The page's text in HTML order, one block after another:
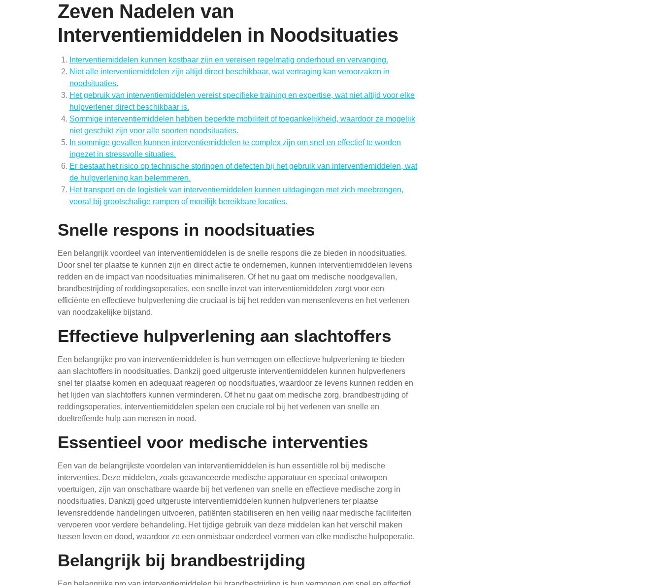
Zeven Nadelen van
Interventiemiddelen in Noodsituaties
Interventiemiddelen kunnen kostbaar zijn en vereisen regelmatig onderhoud en vervanging.
Niet alle interventiemiddelen zijn altijd direct beschikbaar, wat vertraging kan veroorzaken in
noodsituaties.
Het gebruik van interventiemiddelen vereist specifieke training en expertise, wat niet altijd voor elke
hulpverlener direct beschikbaar is.
Sommige interventiemiddelen hebben beperkte mobiliteit of toegankelijkheid, waardoor ze mogelijk
niet geschikt zijn voor alle soorten noodsituaties.
In sommige gevallen kunnen interventiemiddelen te complex zijn om snel en effectief te worden
ingezet in stressvolle situaties.
Er bestaat het risico op technische storingen of defecten bij het gebruik van interventiemiddelen, wat
de hulpverlening kan belemmeren.
Het transport en de logistiek van interventiemiddelen kunnen uitdagingen met zich meebrengen,
vooral bij grootschalige rampen of moeilijk bereikbare locaties.
Snelle respons in noodsituaties
Een belangrijk voordeel van interventiemiddelen is de snelle respons die ze bieden in noodsituaties.
Door snel ter plaatse te kunnen zijn en direct actie te ondernemen, kunnen interventiemiddelen levens
redden en de impact van noodsituaties minimaliseren. Of het nu gaat om medische noodgevallen,
brandbestrijding of reddingsoperaties, een snelle inzet van interventiemiddelen zorgt voor een
efficiënte en effectieve hulpverlening die cruciaal is bij het redden van mensenlevens en het verlenen
van noodzakelijke bijstand.
Effectieve hulpverlening aan slachtoffers
Een belangrijke pro van interventiemiddelen is hun vermogen om effectieve hulpverlening te bieden
aan slachtoffers in noodsituaties. Dankzij goed uitgeruste interventiemiddelen kunnen hulpverleners
snel ter plaatse komen en adequaat reageren op noodsituaties, waardoor ze levens kunnen redden en
het lijden van slachtoffers kunnen verminderen. Of het nu gaat om medische zorg, brandbestrijding of
reddingsoperaties, interventiemiddelen spelen een cruciale rol bij het verlenen van snelle en
doeltreffende hulp aan mensen in nood.
Essentieel voor medische interventies
Een van de belangrijkste voordelen van interventiemiddelen is hun essentiële rol bij medische
interventies. Deze middelen, zoals geavanceerde medische apparatuur en speciaal ontworpen
voertuigen, zijn van onschatbare waarde bij het verlenen van snelle en effectieve medische zorg in
noodsituaties. Dankzij goed uitgeruste interventiemiddelen kunnen hulpverleners ter plaatse
levensreddende handelingen uitvoeren, patiënten stabiliseren en hen veilig naar medische faciliteiten
vervoeren voor verdere behandeling. Het tijdige gebruik van deze middelen kan het verschil maken
tussen leven en dood, waardoor ze een onmisbaar onderdeel vormen van elke medische hulpoperatie.
Belangrijk bij brandbestrijding